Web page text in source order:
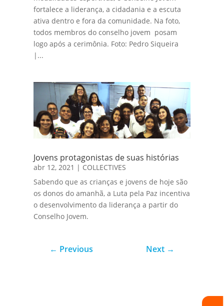
fortalece a liderança, a cidadania e a escuta
ativa dentro e fora da comunidade. Na foto,
todos membros do conselho jovem posam
logo após a cerimônia. Foto: Pedro Siqueira
|...
Jovens protagonistas de suas histórias
abr 12, 2021 | COLLECTIVES
Sabendo que as crianças e jovens de hoje são
os donos do amanhã, a Luta pela Paz incentiva
o desenvolvimento da liderança a partir do
Conselho Jovem.
← Previous Next →